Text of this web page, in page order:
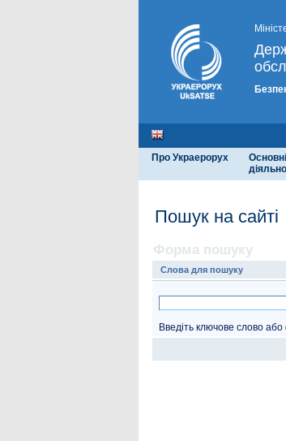
Про Украерорух
Пошук на сайті
Форма пошуку
Слова для пошуку
Введіть ключове слово